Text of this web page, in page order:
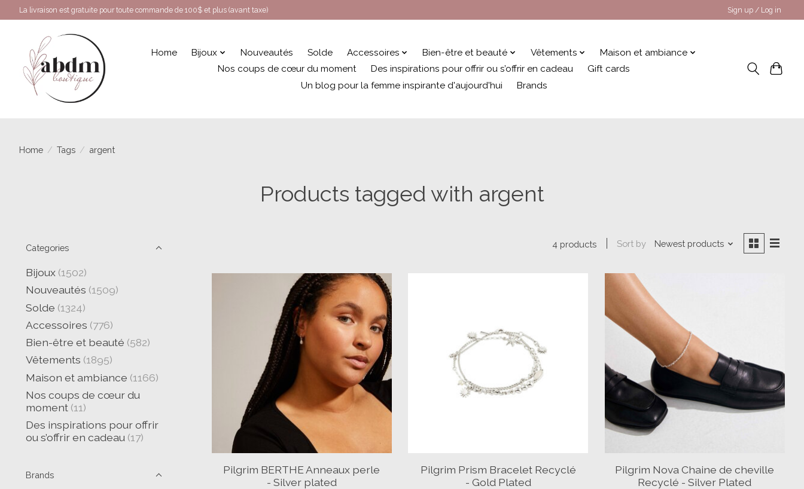
La livraison est gratuite pour toute commande de 100$ et plus (avant taxe) Sign up / Log in
Home Bijoux Nouveautés Solde Accessoires Bien-être et beauté Vêtements
Maison et ambiance
Nos coups de cœur du moment
Des inspirations pour offrir ou s’offrir en cadeau
Gift cards
Un blog pour la femme inspirante d'aujourd'hui
Brands
Home / Tags / argent
Products tagged with argent
Categories
Bijoux (1502)
Nouveautés (1509)
Solde (1324)
Accessoires (776)
Bien-être et beauté (582)
Vêtements (1895)
Maison et ambiance (1166)
Nos coups de cœur du
moment (11)
Des inspirations pour offrir
ou s’offrir en cadeau (17)
Brands
4 products Sort by Newest products
Pilgrim BERTHE Anneaux perle
- Silver plated
Pilgrim Prism Bracelet Recyclé
- Gold Plated
Pilgrim Nova Chaine de cheville
Recyclé - Silver Plated